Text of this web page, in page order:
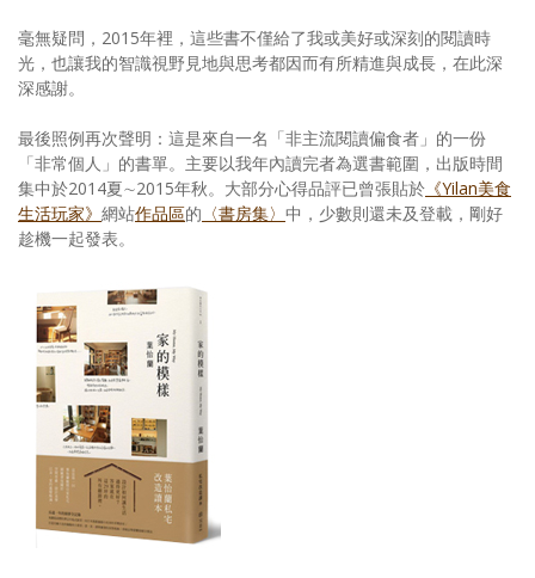
毫無疑問，2015年裡，這些書不僅給了我或美好或深刻的閱讀時
光，也讓我的智識視野見地與思考都因而有所精進與成長，在此深
深感謝。
最後照例再次聲明：這是來自一名「非主流閱讀偏食者」的一份
「非常個人」的書單。主要以我年內讀完者為選書範圍，出版時間
集中於2014夏∼2015年秋。大部分心得品評已曾張貼於 《Yilan美食
生活玩家》 網站作品區的 〈書房集〉 中，少數則還未及登載，剛好
趁機一起發表。